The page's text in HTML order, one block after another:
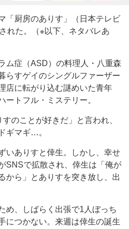
「厨房のありす」（日本テレビ
れた。（※以下、ネタバレあ
ム症（ASD）の料理人・八重森
らすゲイのシングルファーザー
店に転がり込む謎めいた青年
ートフル・ミステリー。
のことが好きだ」と言われ、
ギマギ…。
いありすと倖生。しかし、幸せ
SNSで拡散され、倖生は「俺が
から」とありすを突き放し、出
め、しばらく出張で1人ぼっち
につかない。来週は倖生の誕生